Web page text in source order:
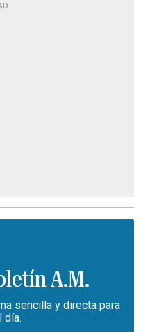
A.M.
sencilla y directa para
día.